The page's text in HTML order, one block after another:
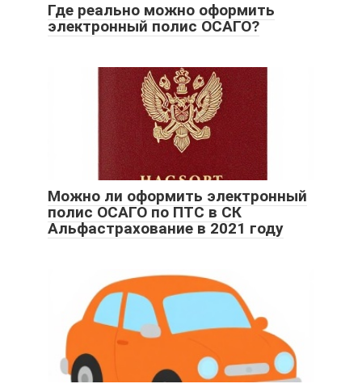
Где реально можно оформить
электронный полис ОСАГО?
Можно ли оформить электронный
полис ОСАГО по ПТС в СК
Альфастрахование в 2021 году